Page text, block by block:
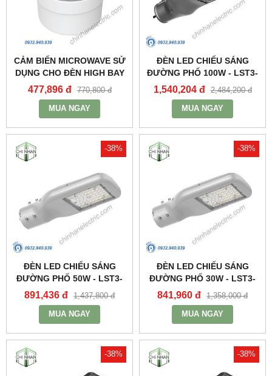
CẢM BIẾN MICROWAVE SỬ
DỤNG CHO ĐÈN HIGH BAY
NHÀ XƯỞNG HBE2_MPE
477,896 đ 770,800 đ
MUA NGAY
ĐÈN LED CHIẾU SÁNG
ĐƯỜNG PHỐ 100W - LST3-
100 - MPE
1,540,204 đ 2,484,200 đ
MUA NGAY
-38%
ĐÈN LED CHIẾU SÁNG
ĐƯỜNG PHỐ 50W - LST3-
50 - MPE
891,436 đ 1,437,800 đ
MUA NGAY
-38%
ĐÈN LED CHIẾU SÁNG
ĐƯỜNG PHỐ 30W - LST3-
30 - MPE
841,960 đ 1,358,000 đ
MUA NGAY
-38% -38%